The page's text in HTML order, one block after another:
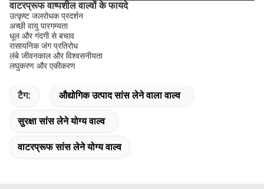
वाटरप्रूफ वाष्पशील वाल्वों के फायदे
उत्कृष्ट जलरोधक प्रदर्शन
अच्छी वायु पारगम्यता
धूल और गंदगी से बचाव
रासायनिक जंग प्रतिरोध
लंबे जीवनकाल और विश्वसनीयता
लघुकरण और एकीकरण
टैग: औद्योगिक उत्पाद सांस लेने वाला वाल्व
सुरक्षा सांस लेने योग्य वाल्व
वाटरप्रूफ सांस लेने योग्य वाल्व